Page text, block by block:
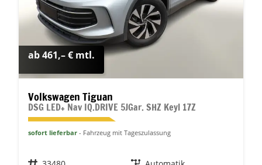
ab 461,– € mtl.
Volkswagen Tiguan
DSG LED+ Nav IQ.DRIVE 5JGar. SHZ Keyl 17Z
sofort lieferbar Fahrzeug mit Tageszulassung